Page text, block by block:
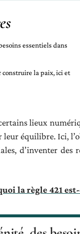
essentiels dans
la paix, ici et
lieux
équilibre. Ici,
d’inventer
la règle 421